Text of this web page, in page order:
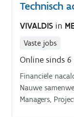
en verdiepen,
netwerking en
en samen met
van
Technisch
VIVALDIS in
Vaste jobs
Online sinds 6
Financiële
Nauwe
Managers,